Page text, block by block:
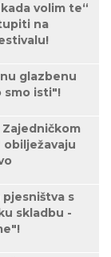
volim te“
na
glazbenu
smo isti"!
Zajedničkom
pjesništva s
skladbu -